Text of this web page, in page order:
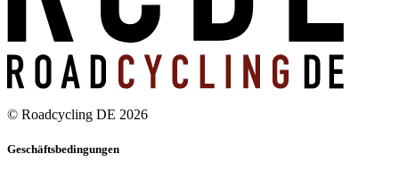
© Roadcycling DE 2026
Geschäftsbedingungen